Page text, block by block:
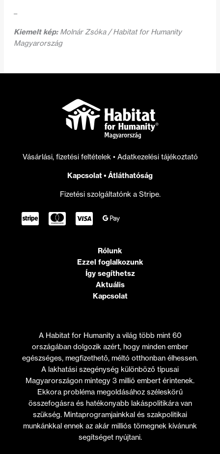
–
Kiemelt kép:Molnár Zsóka / Habitat for Humanity
Magyarország
Vásárlási, fizetési feltételek • Adatkezelési tájékoztató
Kapcsolat• Átláthatóság
Fizetési szolgáltatónk a Stripe.
Rólunk
Ezzel foglalkozunk
Így segíthetsz
Aktuális
Kapcsolat
A Habitat for Humanity a világ több mint 60
országában dolgozik azért, hogy minden ember
egészséges, megfizethető, méltó otthonban élhessen.
A lakhatási szegénység különböző típusai
Magyarországon mintegy 3 millió embert érintenek.
Ekkora probléma megoldásához széleskörű
összefogásra és hatékonyabb lakáspolitikára van
szükség. Mintaprogramjainkkal és szakpolitikai
munkánkkal ennek az akár milliós tömegnek kívánunk
segítséget nyújtani.